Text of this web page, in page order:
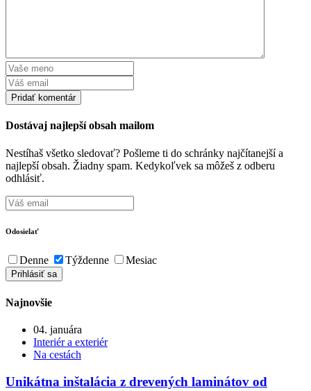
Dostávaj najlepší obsah mailom
Nestíhaš všetko sledovať? Pošleme ti do schránky najčítanejší a
najlepší obsah. Žiadny spam. Kedykoľvek sa môžeš z odberu
odhlásiť.
Odosielať
Denne Týždenne Mesiac
Najnovšie
04. januára
Interiér a exteriér
Na cestách
Unikátna inštalácia z drevených laminátov od